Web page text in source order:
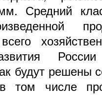
Средний
развития
будут решены
том числе